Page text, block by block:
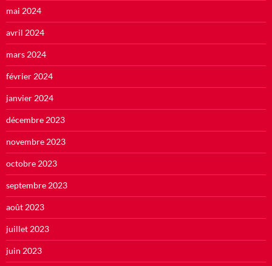
mai 2024
avril 2024
mars 2024
février 2024
janvier 2024
décembre 2023
novembre 2023
octobre 2023
septembre 2023
août 2023
juillet 2023
juin 2023